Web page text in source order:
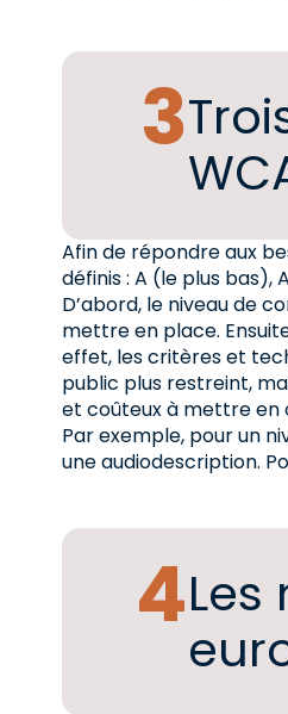
Afin de répondre aux
définis : A (le plus bas),
D’abord, le niveau de
mettre en place.
effet, les critères et
public plus restreint,
et coûteux à mettre en
Par exemple, pour un
une audiodescription.
Les